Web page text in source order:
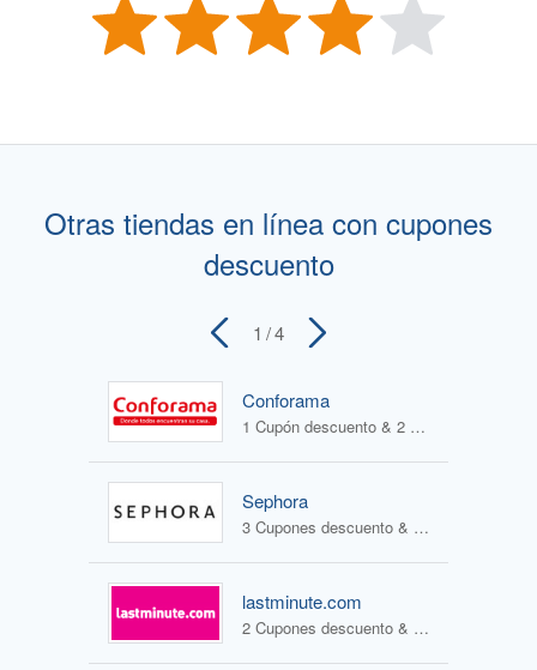
Otras tiendas en línea con cupones
descuento
1 / 4
Conforama
1 Cupón descuento & 2 Ofertas
Sephora
3 Cupones descuento & 1 Oferta
lastminute.com
2 Cupones descuento & 2 Ofertas